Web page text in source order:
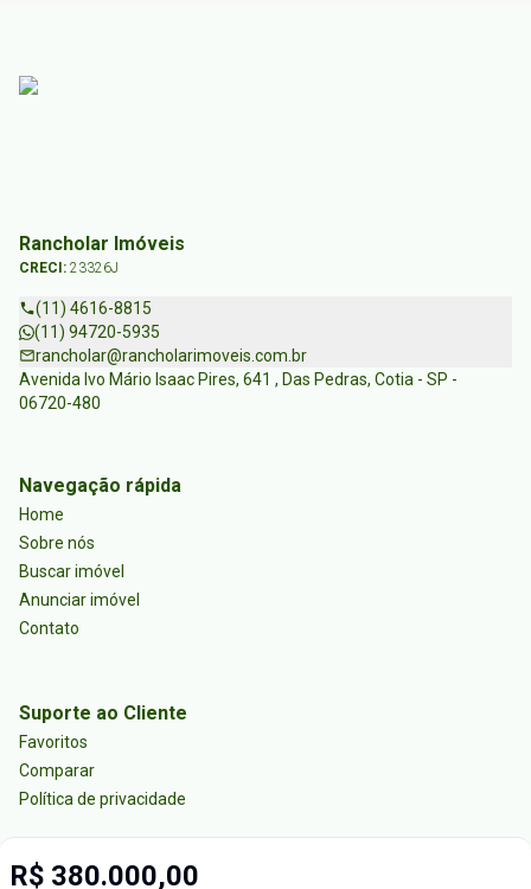
R$ 380.000,00
Rancholar Imóveis
CRECI: 23326J
(11) 4616-8815
(11) 94720-5935
rancholar@rancholarimoveis.com.br
Avenida Ivo Mário Isaac Pires, 641 , Das Pedras, Cotia - SP -
06720-480
Navegação rápida
Home
Sobre nós
Buscar imóvel
Anunciar imóvel
Contato
Suporte ao Cliente
Favoritos
Comparar
Política de privacidade